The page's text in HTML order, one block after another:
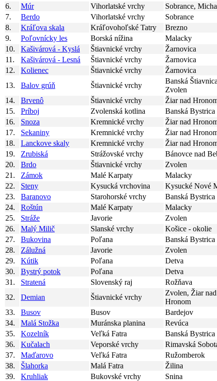
6.
Múr Vihorlatské vrchy
Sobrance,
7.
Berdo Vihorlatské vrchy
Sobrance
8.
Kráľova skala Kráľovohoľské Tatry
Brezno
9.
Poľovnícky les Borská nížina
Malacky
10.
Kašivárová - Kyslá Štiavnické vrchy
Žarnovica
11.
Kašivárová - Lesná Štiavnické vrchy
Žarnovica
12.
Kolienec Štiavnické vrchy
Žarnovica
13.
Balov grúň Štiavnické vrchy
Banská
Zvolen
14.
Brvenô Štiavnické vrchy
Žiar nad
15.
Príboj Zvolenská kotlina
Banská Bystrica
16.
Snoza Kremnické vrchy
Žiar nad
17.
Sekaniny Kremnické vrchy
Žiar nad
18.
Lanckove skaly Kremnické vrchy
Žiar nad
19.
Zrubiská Strážovské vrchy
Bánovce nad
20.
Brdo Štiavnické vrchy
Zvolen
21.
Zámok Malé Karpaty
Malacky
22.
Steny Kysucká vrchovina
Kysucké Nové
23.
Baranovo Starohorské vrchy
Banská Bystrica
24.
Roštún Malé Karpaty
Malacky
25.
Stráže Javorie
Zvolen
26.
Malý Milič Slanské vrchy
Košice - okolie
27.
Bukovina Poľana
Banská Bystrica
28.
Zálužná Javorie
Zvolen
29.
Kútik Poľana
Detva
30.
Bystrý potok Poľana
Detva
31.
Stratená Slovenský raj
Rožňava
32.
Demian Štiavnické vrchy
Zvolen, Žiar nad
Hronom
33.
Busov Busov
Bardejov
34.
Malá Stožka Muránska planina
Revúca
35.
Kozelník Veľká Fatra
Banská Bystrica
36.
Kučalach Veporské vrchy
Rimavská
37.
Maďarovo Veľká Fatra
Ružomberok
38.
Šlahorka Malá Fatra
Žilina
39.
Kruhliak Bukovské vrchy
Snina